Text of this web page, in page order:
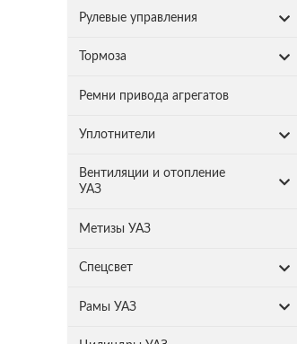
Рулевые управления
Тормоза
Ремни привода агрегатов
Уплотнители
Вентиляции и отопление
УАЗ
Метизы УАЗ
Спецсвет
Рамы УАЗ